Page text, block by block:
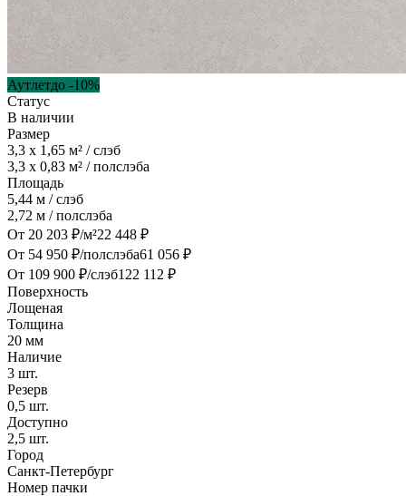
Аутлетдо -10%
Статус
В наличии
Размер
3,3 x 1,65 м² / слэб
3,3 x 0,83 м² / полслэба
Площадь
5,44 м / слэб
2,72 м / полслэба
От 20 203 ₽/м²22 448 ₽
От 54 950 ₽/полслэба61 056 ₽
От 109 900 ₽/слэб122 112 ₽
Поверхность
Лощеная
Толщина
20 мм
Наличие
3 шт.
Резерв
0,5 шт.
Доступно
2,5 шт.
Город
Санкт-Петербург
Номер пачки